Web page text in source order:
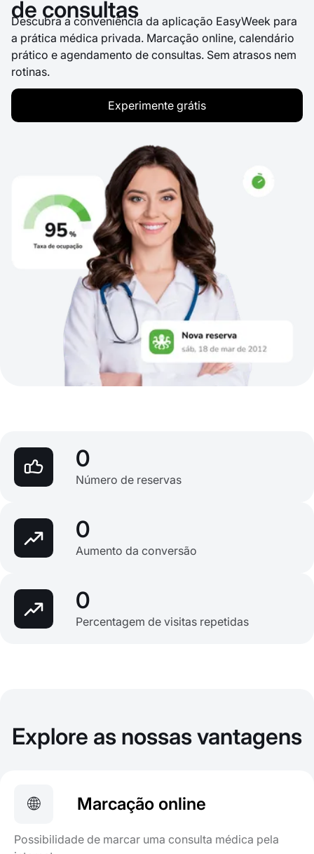
de consultas
Descubra a conveniência da aplicação EasyWeek para
a prática médica privada. Marcação online, calendário
prático e agendamento de consultas. Sem atrasos nem
rotinas.
Experimente grátis
0
Número de reservas
0
Aumento da conversão
0
Percentagem de visitas repetidas
Explore as nossas vantagens
🌐 Marcação online
Possibilidade de marcar uma consulta médica pela